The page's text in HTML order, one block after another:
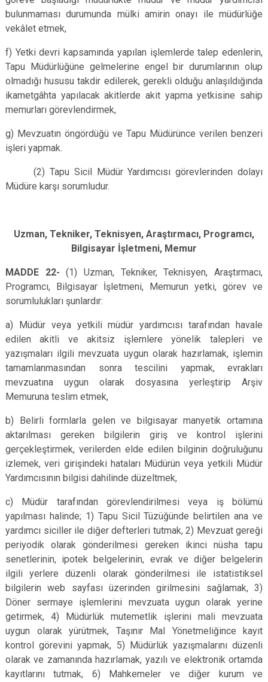
bulunmaması durumunda mülki amirin onayı ile müdürlüğe
vekâlet etmek,
f) Yetki devri kapsamında yapılan işlemlerde talep edenlerin,
Tapu Müdürlüğüne gelmelerine engel bir durumlarının olup
olmadığı hususu takdir edilerek, gerekli olduğu anlaşıldığında
ikametgâhta yapılacak akitlerde akit yapma yetkisine sahip
memurları görevlendirmek,
g) Mevzuatın öngördüğü ve Tapu Müdürünce verilen benzeri
işleri yapmak.
(2) Tapu Sicil Müdür Yardımcısı görevlerinden dolayı
Müdüre karşı sorumludur.
Uzman, Tekniker, Teknisyen, Araştırmacı, Programcı,
Bilgisayar İşletmeni, Memur
MADDE 22- (1) Uzman, Tekniker, Teknisyen, Araştırmacı,
Programcı, Bilgisayar İşletmeni, Memurun yetki, görev ve
sorumlulukları şunlardır:
a) Müdür veya yetkili müdür yardımcısı tarafından havale
edilen akitli ve akitsiz işlemlere yönelik talepleri ve
yazışmaları ilgili mevzuata uygun olarak hazırlamak, işlemin
tamamlanmasından sonra tescilini yapmak, evrakları
mevzuatına uygun olarak dosyasına yerleştirip Arşiv
Memuruna teslim etmek,
b) Belirli formlarla gelen ve bilgisayar manyetik ortamına
aktarılması gereken bilgilerin giriş ve kontrol işlerini
gerçekleştirmek, verilerden elde edilen bilginin doğruluğunu
izlemek, veri girişindeki hataları Müdürün veya yetkili Müdür
Yardımcısının bilgisi dahilinde düzeltmek,
c) Müdür tarafından görevlendirilmesi veya iş bölümü
yapılması halinde; 1) Tapu Sicil Tüzüğünde belirtilen ana ve
yardımcı siciller ile diğer defterleri tutmak, 2) Mevzuat gereği
periyodik olarak gönderilmesi gereken ikinci nüsha tapu
senetlerinin, ipotek belgelerinin, evrak ve diğer belgelerin
ilgili yerlere düzenli olarak gönderilmesi ile istatistiksel
bilgilerin web sayfası üzerinden girilmesini sağlamak, 3)
Döner sermaye işlemlerini mevzuata uygun olarak yerine
getirmek, 4) Müdürlük mutemetlik işlerini mali mevzuata
uygun olarak yürütmek, Taşınır Mal Yönetmeliğince kayıt
kontrol görevini yapmak, 5) Müdürlük yazışmalarını düzenli
olarak ve zamanında hazırlamak, yazılı ve elektronik ortamda
kayıtlarını tutmak, 6) Mahkemeler ve diğer kurum ve